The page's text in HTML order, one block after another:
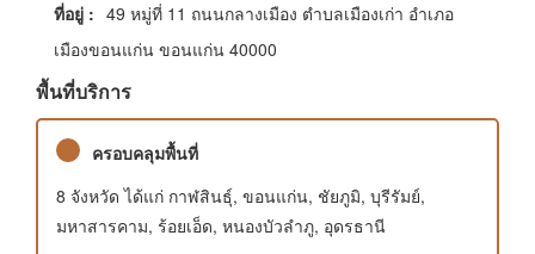
ที่อยู่ : 49 หมู่ที่ 11 ถนนกลางเมือง ตำบลเมืองเก่า อำเภอ
เมืองขอนแก่น ขอนแก่น 40000
พื้นที่บริการ
ครอบคลุมพื้นที่
8 จังหวัด ได้แก่ กาฬสินธุ์, ขอนแก่น, ชัยภูมิ, บุรีรัมย์,
มหาสารคาม, ร้อยเอ็ด, หนองบัวลำภู, อุดรธานี